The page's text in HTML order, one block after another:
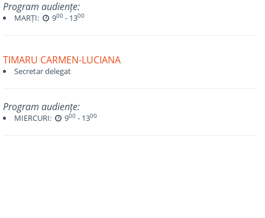
Program audiențe:
MARȚI: 900 - 1300
TIMARU CARMEN-LUCIANA
Secretar delegat
Program audiențe:
MIERCURI: 900 - 1300